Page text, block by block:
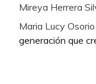
Mireya Herrera
Maria Lucy
generación que